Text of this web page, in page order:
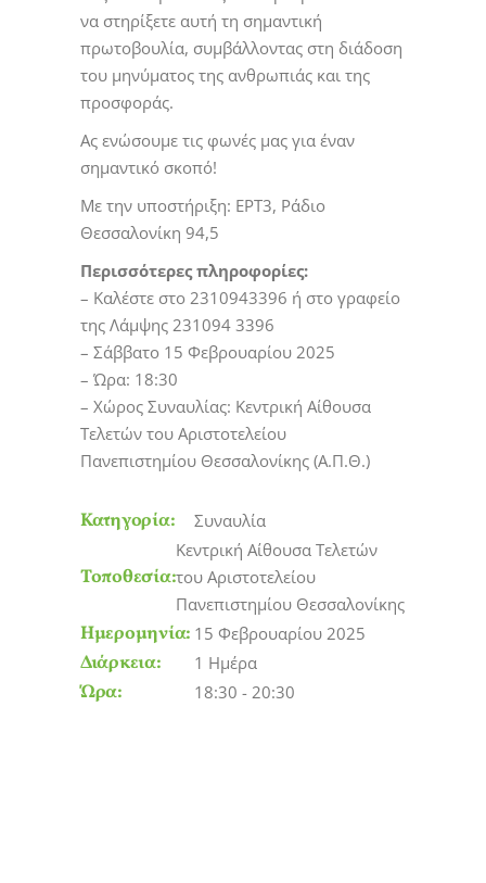
να στηρίξετε αυτή τη σημαντική
πρωτοβουλία, συμβάλλοντας στη διάδοση
του μηνύματος της ανθρωπιάς και της
προσφοράς.
Ας ενώσουμε τις φωνές μας για έναν
σημαντικό σκοπό!
Με την υποστήριξη: ΕΡΤ3, Ράδιο
Θεσσαλονίκη 94,5
Περισσότερες πληροφορίες:
– Καλέστε στο 2310943396 ή στο γραφείο
της Λάμψης 231094 3396
– Σάββατο 15 Φεβρουαρίου 2025
– Ώρα: 18:30
– Χώρος Συναυλίας: Κεντρική Αίθουσα
Τελετών του Αριστοτελείου
Πανεπιστημίου Θεσσαλονίκης (Α.Π.Θ.)
Κατηγορία: Συναυλία
Τοποθεσία:
Κεντρική Αίθουσα Τελετών
του Αριστοτελείου
Πανεπιστημίου Θεσσαλονίκης
Ημερομηνία: 15 Φεβρουαρίου 2025
Διάρκεια: 1 Ημέρα
Ώρα: 18:30 - 20:30